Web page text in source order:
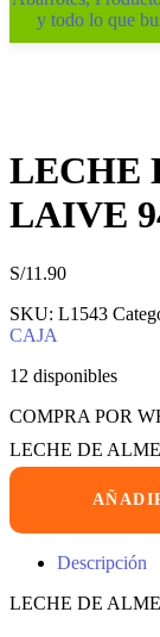
LECHE
LAIVE
S/11.90
SKU: L1543
CAJA
12 disponibles
COMPRA POR
LECHE DE
Descripción
LECHE DE